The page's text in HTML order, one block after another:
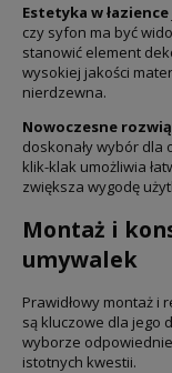
Estetyka w łazience
czy syfon ma być
stanowić element
wysokiej jakości
nierdzewna.
Nowoczesne
doskonały wybór dla
klik-klak umożliwia
zwiększa wygodę
Montaż i
umywalek
Prawidłowy montaż
są kluczowe dla jego
wyborze
istotnych kwestii.